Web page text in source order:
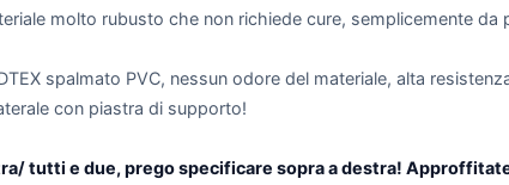
molto rubusto che non richiede cure, semplicemente da
spalmato PVC, nessun odore del materiale, alta
con piastra di supporto!
tutti e due, prego specificare sopra a destra!